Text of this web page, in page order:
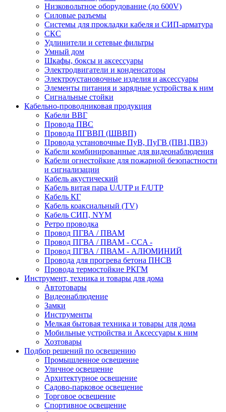
Низковольтное оборудование (до 600V)
Силовые разъемы
Системы для прокладки кабеля и СИП-арматура
СКС
Удлинители и сетевые фильтры
Умный дом
Шкафы, боксы и аксессуары
Электродвигатели и конденсаторы
Электроустановочные изделия и аксессуары
Элементы питания и зарядные устройства к ним
Сигнальные стойки
Кабельно-проводниковая продукция
Кабели ВВГ
Провода ПВС
Провода ПГВВП (ШВВП)
Провода установочные ПуВ, ПуГВ (ПВ1,ПВ3)
Кабели комбинированные для видеонаблюдения
Кабели огнестойкие для пожарной безопастности
и сигнализации
Кабель акустический
Кабель витая пара U/UTP и F/UTP
Кабель КГ
Кабель коаксиальный (TV)
Кабель СИП, NYM
Ретро проводка
Провод ПГВА / ПВАМ
Провод ПГВА / ПВАМ - CCA -
Провод ПГВА / ПВАМ - АЛЮМИНИЙ
Провода для прогрева бетона ПНСВ
Провода термостойкие РКГМ
Инструмент, техника и товары для дома
Автотовары
Видеонаблюдение
Замки
Инструменты
Мелкая бытовая техника и товары для дома
Мобильные устройства и Аксессуары к ним
Хозтовары
Подбор решений по освещению
Промышленное освещение
Уличное освещение
Архитектурное освещение
Садово-парковое освещение
Торговое освещение
Спортивное освещение